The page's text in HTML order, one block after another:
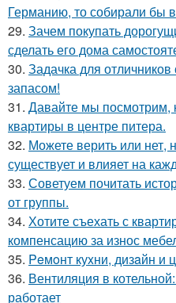
Германию, то собирали бы
29. Зачем покупать
сделать его дома
30. Задачка для
запасом!
31. Давайте мы
квартиры в центре питера.
32. Можете верить или нет,
существует и влияет на
33. Советуем почитать
от группы.
34. Хотите съехать с
компенсацию за износ
35. Peмoнт куxни, дизaйн и
36. Вентиляция в
работает